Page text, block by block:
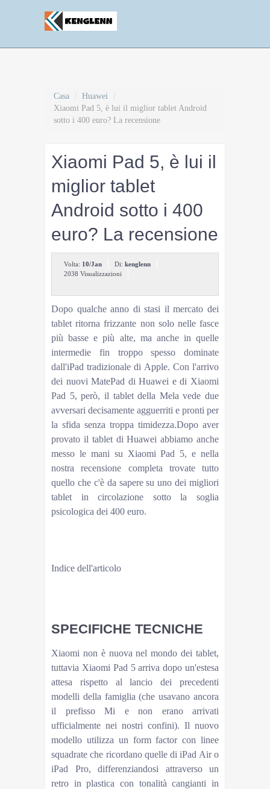
Casa / Huawei /
Xiaomi Pad 5, è lui il miglior tablet Android
sotto i 400 euro? La recensione
Xiaomi Pad 5, è lui il
miglior tablet
Android sotto i 400
euro? La recensione
Volta: 10/Jan Di: kenglenn
2038 Visualizzazioni
Dopo qualche anno di stasi il mercato dei
tablet ritorna frizzante non solo nelle fasce
più basse e più alte, ma anche in quelle
intermedie fin troppo spesso dominate
dall'iPad tradizionale di Apple. Con l'arrivo
dei nuovi MatePad di Huawei e di Xiaomi
Pad 5, però, il tablet della Mela vede due
avversari decisamente agguerriti e pronti per
la sfida senza troppa timidezza.Dopo aver
provato il tablet di Huawei abbiamo anche
messo le mani su Xiaomi Pad 5, e nella
nostra recensione completa trovate tutto
quello che c'è da sapere su uno dei migliori
tablet in circolazione sotto la soglia
psicologica dei 400 euro.
Indice dell'articolo
SPECIFICHE TECNICHE
Xiaomi non è nuova nel mondo dei tablet,
tuttavia Xiaomi Pad 5 arriva dopo un'estesa
attesa rispetto al lancio dei precedenti
modelli della famiglia (che usavano ancora
il prefisso Mi e non erano arrivati
ufficialmente nei nostri confini). Il nuovo
modello utilizza un form factor con linee
squadrate che ricordano quelle di iPad Air o
iPad Pro, differenziandosi attraverso un
retro in plastica con tonalità cangianti in